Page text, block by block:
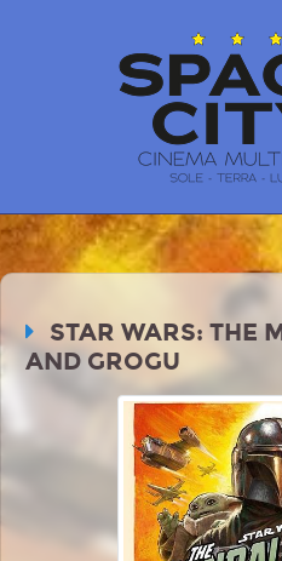
STAR WARS: THE
AND GROGU